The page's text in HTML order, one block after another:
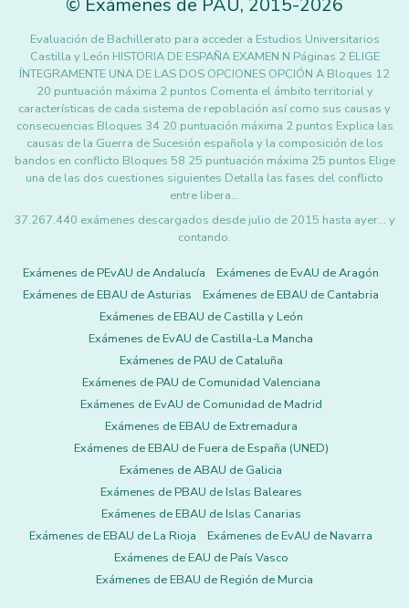
© Exámenes de PAU, 2015-2026
Evaluación de Bachillerato para acceder a Estudios Universitarios
Castilla y León HISTORIA DE ESPAÑA EXAMEN N Páginas 2 ELIGE
ÍNTEGRAMENTE UNA DE LAS DOS OPCIONES OPCIÓN A Bloques 12
20 puntuación máxima 2 puntos Comenta el ámbito territorial y
características de cada sistema de repoblación así como sus causas y
consecuencias Bloques 34 20 puntuación máxima 2 puntos Explica las
causas de la Guerra de Sucesión española y la composición de los
bandos en conflicto Bloques 58 25 puntuación máxima 25 puntos Elige
una de las dos cuestiones siguientes Detalla las fases del conflicto
entre libera…
37.267.440 exámenes descargados desde julio de 2015 hasta ayer... y
contando.
Exámenes de PEvAU de Andalucía
Exámenes de EvAU de Aragón
Exámenes de EBAU de Asturias
Exámenes de EBAU de Cantabria
Exámenes de EBAU de Castilla y León
Exámenes de EvAU de Castilla-La Mancha
Exámenes de PAU de Cataluña
Exámenes de PAU de Comunidad Valenciana
Exámenes de EvAU de Comunidad de Madrid
Exámenes de EBAU de Extremadura
Exámenes de EBAU de Fuera de España (UNED)
Exámenes de ABAU de Galicia
Exámenes de PBAU de Islas Baleares
Exámenes de EBAU de Islas Canarias
Exámenes de EBAU de La Rioja
Exámenes de EvAU de Navarra
Exámenes de EAU de País Vasco
Exámenes de EBAU de Región de Murcia